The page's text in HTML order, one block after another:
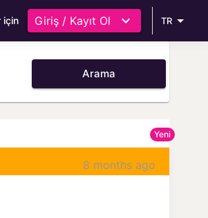
için Giriş / Kayıt Ol TR
Arama
Yeni
8 months ago